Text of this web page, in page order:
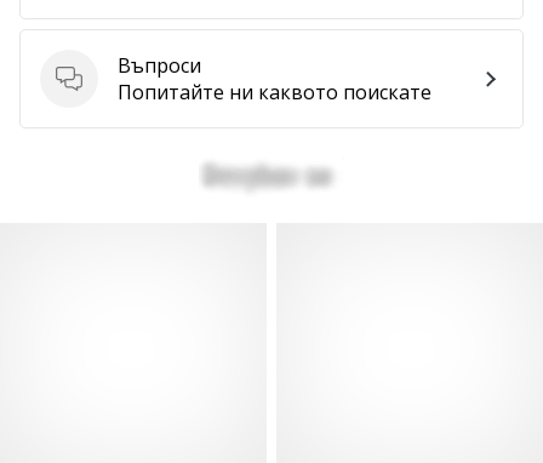
Въпроси
Въпроси
Попитайте ни каквото поискате